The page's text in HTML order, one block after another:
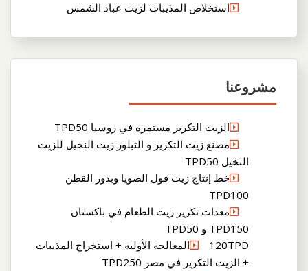
استخلاص المذيبات لزيت عباد الشمس
مشروعنا
الزيت التكرير مستمرة في روسيا TPD50
مصنع زيت التكرير و التبلور زيت النخيل للزيت
النخيل TPD50
خط إنتاج زيت فول الصويا وبذور القطن
TPD100
معدات تكرير زيت الطعام في باكستان
TPD150 و TPD50
120TPDالمعالجة الأولية + استخراج المذيبات
+ الزيت التكرير في مصر TPD250